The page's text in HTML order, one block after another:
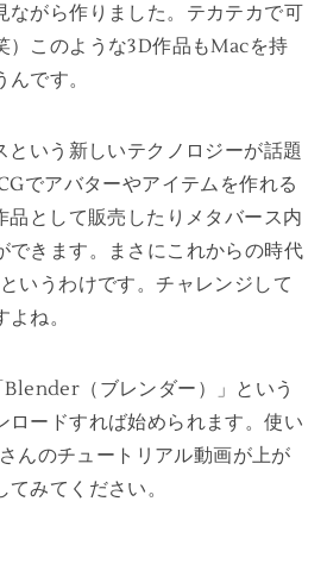
ながら作りました。テカテカで可
）このような3D作品もMacを持
です。
という新しいテクノロジーが話題
でアバターやアイテムを作れる
品として販売したりメタバース内
できます。まさにこれからの時代
いうわけです。チャレンジして
ね。
（ブレンダー）」という
ロードすれば始められます。使い
んのチュートリアル動画が上が
みてください。